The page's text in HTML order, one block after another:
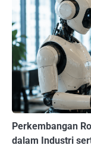
Perkembangan
dalam Industri